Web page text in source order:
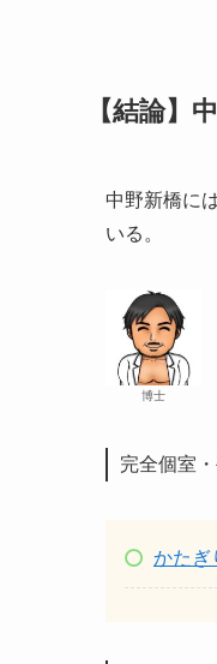
【結論】
中野新橋に
いる。
博士
完全個室
かたぎ